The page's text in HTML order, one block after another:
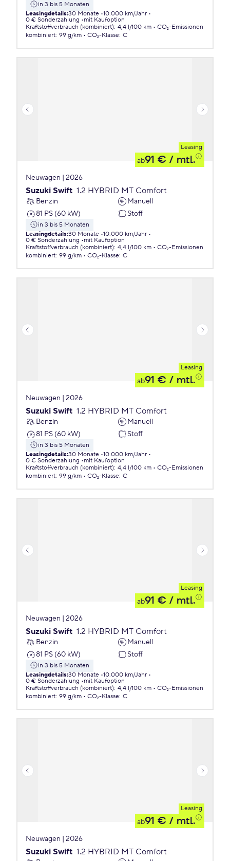
in 3 bis 5 Monaten
Leasingdetails:30 Monate 10.000 km/Jahr
0 € Sonderzahlung
mit Kaufoption
Kraftstoffverbrauch (kombiniert): 4,4 l/100 km
CO₂-Emissionen
kombiniert: 99 g/km CO₂-Klasse: C
Leasing
ab91 € / mtl.
Neuwagen | 2026
Suzuki Swift 1.2 HYBRID MT Comfort
Benzin
Manuell
81 PS (60 kW)
Stoff
in 3 bis 5 Monaten
Leasingdetails:30 Monate 10.000 km/Jahr
0 € Sonderzahlung
mit Kaufoption
Kraftstoffverbrauch (kombiniert): 4,4 l/100 km
CO₂-Emissionen
kombiniert: 99 g/km CO₂-Klasse: C
Leasing
ab91 € / mtl.
Neuwagen | 2026
Suzuki Swift 1.2 HYBRID MT Comfort
Benzin
Manuell
81 PS (60 kW)
Stoff
in 3 bis 5 Monaten
Leasingdetails:30 Monate 10.000 km/Jahr
0 € Sonderzahlung
mit Kaufoption
Kraftstoffverbrauch (kombiniert): 4,4 l/100 km
CO₂-Emissionen
kombiniert: 99 g/km CO₂-Klasse: C
Leasing
ab91 € / mtl.
Neuwagen | 2026
Suzuki Swift 1.2 HYBRID MT Comfort
Benzin
Manuell
81 PS (60 kW)
Stoff
in 3 bis 5 Monaten
Leasingdetails:30 Monate 10.000 km/Jahr
0 € Sonderzahlung
mit Kaufoption
Kraftstoffverbrauch (kombiniert): 4,4 l/100 km
CO₂-Emissionen
kombiniert: 99 g/km CO₂-Klasse: C
Leasing
ab91 € / mtl.
Neuwagen | 2026
Suzuki Swift 1.2 HYBRID MT Comfort